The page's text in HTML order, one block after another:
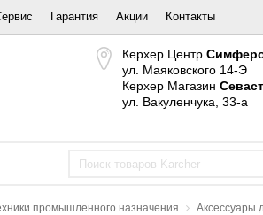
Гарантия Акции Контакты
Керхер Центр
ул. Маяковского 14-Э
Керхер Магазин
ул. Вакуленчука, 33-а
промышленного назначения Аксессуары